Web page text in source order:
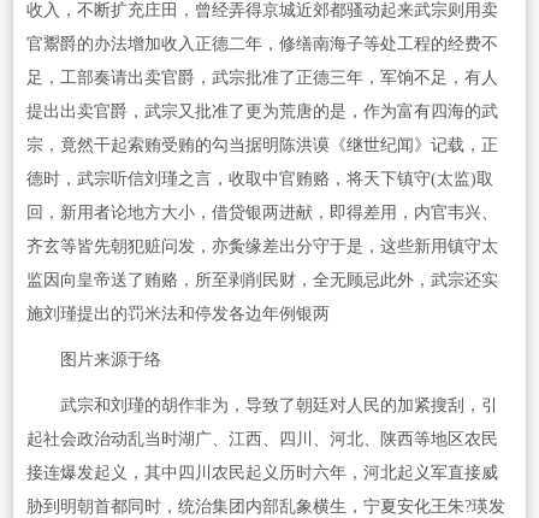
收入，不断扩充庄田，曾经弄得京城近郊都骚动起来武宗则用卖
官鬻爵的办法增加收入正德二年，修缮南海子等处工程的经费不
足，工部奏请出卖官爵，武宗批准了正德三年，军饷不足，有人
提出出卖官爵，武宗又批准了更为荒唐的是，作为富有四海的武
宗，竟然干起索贿受贿的勾当据明陈洪谟《继世纪闻》记载，正
德时，武宗听信刘瑾之言，收取中官贿赂，将天下镇守(太监)取
回，新用者论地方大小，借贷银两进献，即得差用，内官韦兴、
齐玄等皆先朝犯赃问发，亦夤缘差出分守于是，这些新用镇守太
监因向皇帝送了贿赂，所至剥削民财，全无顾忌此外，武宗还实
施刘瑾提出的罚米法和停发各边年例银两
图片来源于络
武宗和刘瑾的胡作非为，导致了朝廷对人民的加紧搜刮，引
起社会政治动乱当时湖广、江西、四川、河北、陕西等地区农民
接连爆发起义，其中四川农民起义历时六年，河北起义军直接威
胁到明朝首都同时，统治集团内部乱象横生，宁夏安化王朱?瑛发